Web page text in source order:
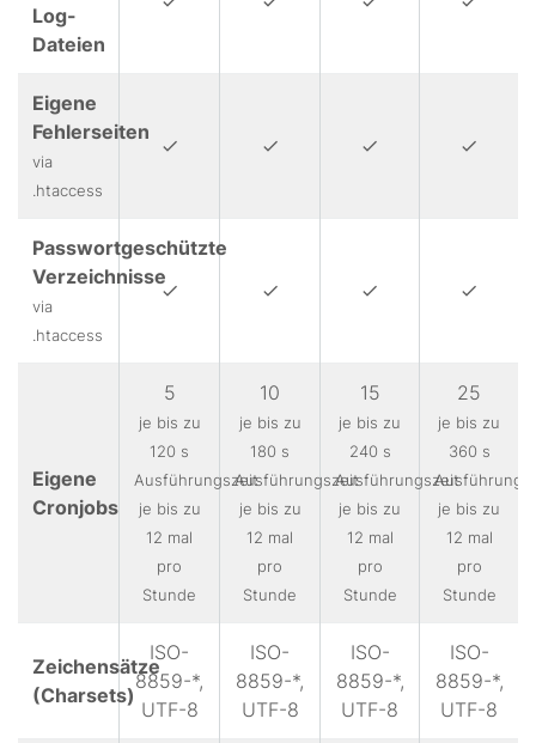
Log-
Dateien
Eigene
Fehlerseiten
via
.htaccess
Passwortgeschützte
Verzeichnisse
via
.htaccess
Eigene
Cronjobs
5
je bis zu
120 s
Ausführungszeit
je bis zu
12 mal
pro
Stunde
10
je bis zu
180 s
Ausführungszeit
je bis zu
12 mal
pro
Stunde
15
je bis zu
240 s
Ausführungszeit
je bis zu
12 mal
pro
Stunde
25
je bis zu
360 s
je bis zu
12 mal
pro
Stunde
Zeichensätze
(Charsets)
ISO-
8859-*,
UTF-8
ISO-
8859-*,
UTF-8
ISO-
8859-*,
UTF-8
ISO-
8859-*,
UTF-8